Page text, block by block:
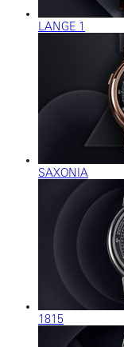
LANGE 1
SAXONIA
1815